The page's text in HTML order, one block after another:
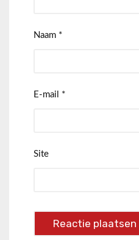
Naam *
E-mail *
Site